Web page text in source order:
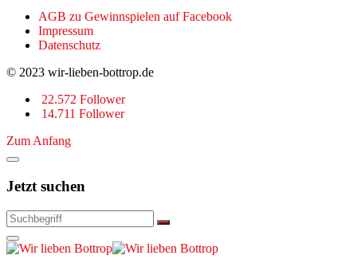
AGB zu Gewinnspielen auf Facebook
Impressum
Datenschutz
© 2023 wir-lieben-bottrop.de
22.572 Follower
14.711 Follower
Zum Anfang
Jetzt suchen